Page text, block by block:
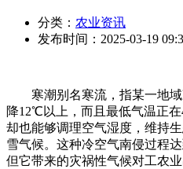
分类： 农业资讯
发布时间： 2025-03-19
寒潮别名寒流，指某一地域
降12℃以上，而且最低气温正
却也能够调理空气湿度，维持
雪气候。这种冷空气南侵过程
但它带来的灾祸性气候对工农